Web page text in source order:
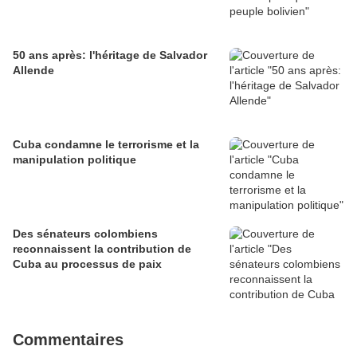
50 ans après: l'héritage de Salvador
Allende
Cuba condamne le terrorisme et la
manipulation politique
Des sénateurs colombiens
reconnaissent la contribution de
Cuba au processus de paix
Commentaires